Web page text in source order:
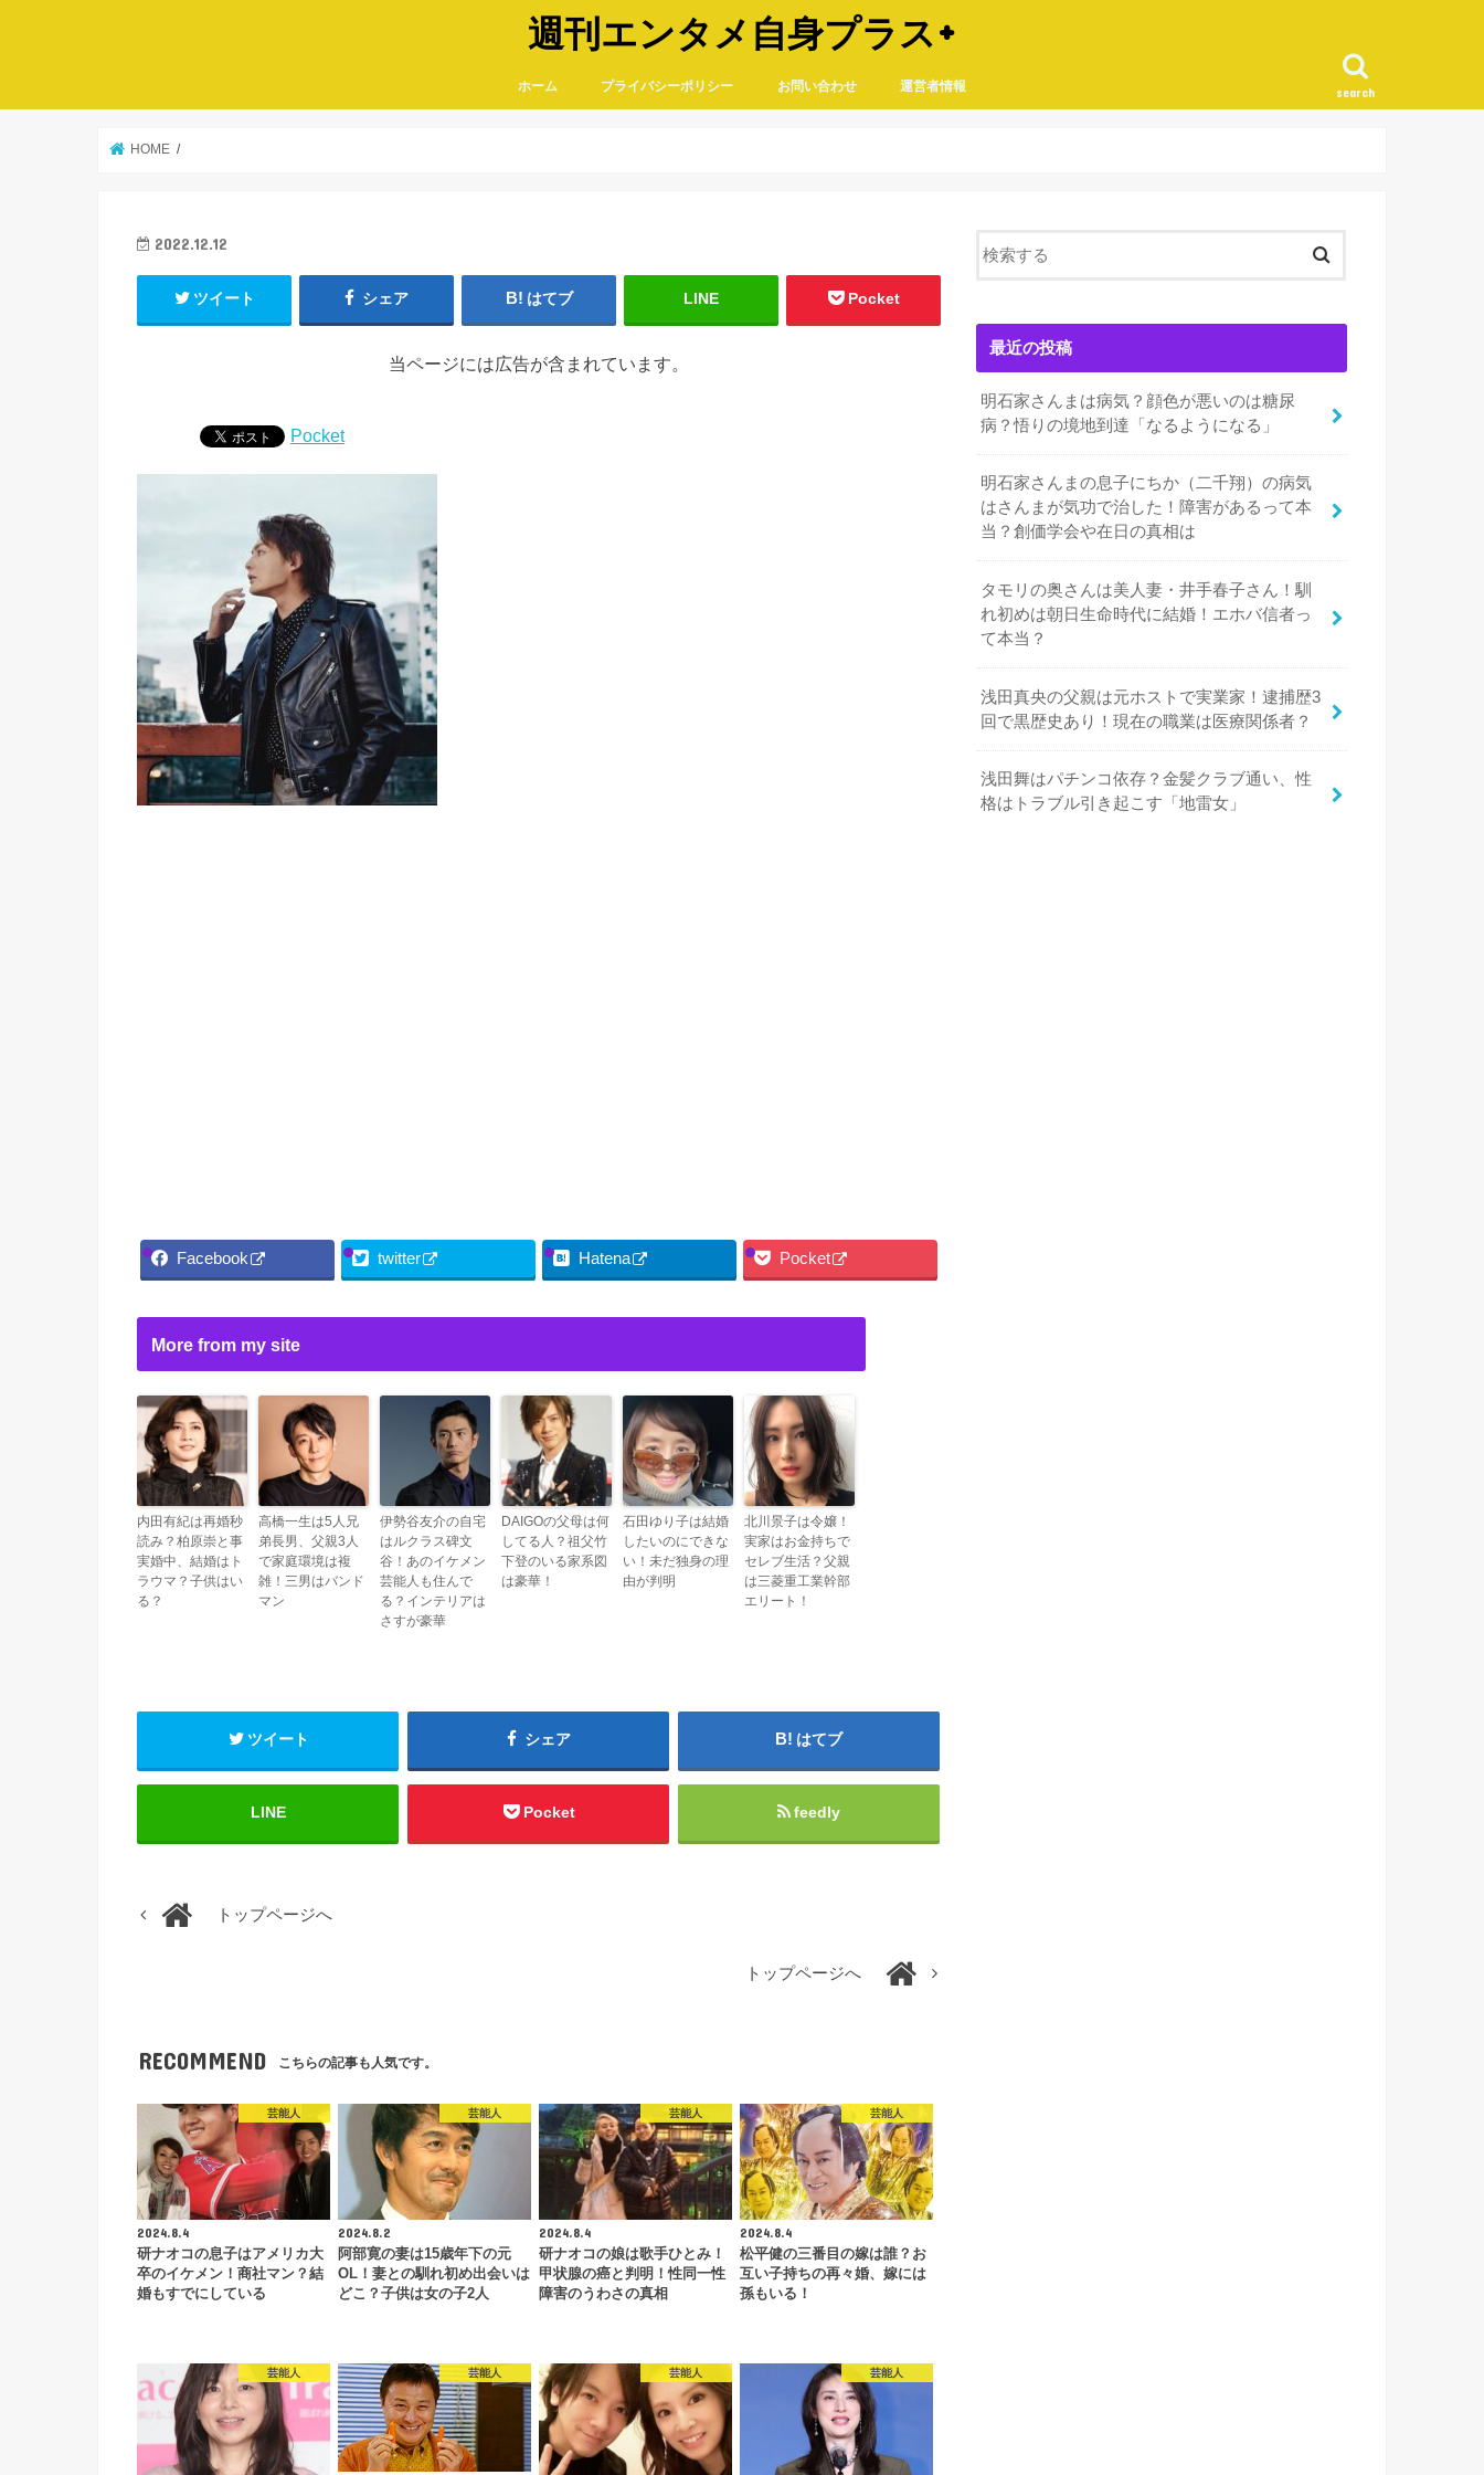
週刊エンタメ自身プラス+
search
ホーム プライバシーポリシー お問い合わせ 運営者情報
HOME
2022.12.12
ツイート シェア はてブ LINE Pocket
当ページには広告が含まれています。
Pocket
Facebook twitter Hatena Pocket
More from my site
内田有紀は再婚秒
読み？柏原崇と事
実婚中、結婚はト
ラウマ？子供はい
る？
高橋一生は5人兄
弟長男、父親3人
で家庭環境は複
雑！三男はバンド
マン
伊勢谷友介の自宅
はルクラス碑文
谷！あのイケメン
芸能人も住んで
る？インテリアは
さすが豪華
DAIGOの父母は何
してる人？祖父竹
下登のいる家系図
は豪華！
石田ゆり子は結婚
したいのにできな
い！未だ独身の理
由が判明
北川景子は令嬢！
実家はお金持ちで
セレブ生活？父親
は三菱重工業幹部
エリート！
ツイート シェア はてブ
LINE Pocket feedly
トップページへ
トップページへ
RECOMMEND こちらの記事も人気です。
芸能人
2024.8.4
研ナオコの息子はアメリカ大
卒のイケメン！商社マン？結
婚もすでにしている
芸能人
2024.8.2
阿部寛の妻は15歳年下の元
OL！妻との馴れ初め出会いは
どこ？子供は女の子2人
芸能人
2024.8.4
研ナオコの娘は歌手ひとみ！
甲状腺の癌と判明！性同一性
障害のうわさの真相
芸能人
2024.8.4
松平健の三番目の嫁は誰？お
互い子持ちの再々婚、嫁には
孫もいる！
芸能人 芸能人 芸能人 芸能人
最近の投稿
明石家さんまは病気？顔色が悪いのは糖尿
病？悟りの境地到達「なるようになる」
明石家さんまの息子にちか（二千翔）の病気
はさんまが気功で治した！障害があるって本
当？創価学会や在日の真相は
タモリの奥さんは美人妻・井手春子さん！馴
れ初めは朝日生命時代に結婚！エホバ信者っ
て本当？
浅田真央の父親は元ホストで実業家！逮捕歴3
回で黒歴史あり！現在の職業は医療関係者？
浅田舞はパチンコ依存？金髪クラブ通い、性
格はトラブル引き起こす「地雷女」